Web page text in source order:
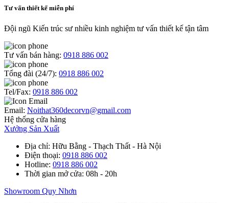
Tư vấn thiết kế miễn phí
Đội ngũ Kiến trúc sư nhiều kinh nghiệm tư vấn thiết kế tận tâm
Tư vấn bán hàng: 0918 886 002
Tổng đài (24/7): 0918 886 002
Tel/Fax: 0918 886 002
Email: Noithat360decorvn@gmail.com
Hệ thống cửa hàng
Xưởng Sản Xuất
Địa chỉ: Hữu Bằng - Thạch Thất - Hà Nội
Điện thoại: 0918 886 002
Hotline: 0918 886 002
Thời gian mở cửa: 08h - 20h
Showroom Quy Nhơn